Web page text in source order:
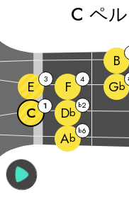
C ペ
Ab
b6
C 1 Db
b2
E 3 F 4 Gb
B